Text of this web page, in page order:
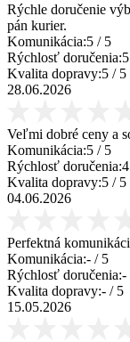
Rýchle doručenie
pán kurier.
Komunikácia:5 / 5
Rýchlosť doručenia:5
Kvalita dopravy:5 / 5
28.06.2026
Veľmi dobré ceny a
Komunikácia:5 / 5
Rýchlosť doručenia:4
Kvalita dopravy:5 / 5
04.06.2026
Perfektná
Komunikácia:- / 5
Rýchlosť doručenia:-
Kvalita dopravy:- / 5
15.05.2026